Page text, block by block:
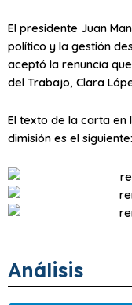
El presidente Juan
político y la gestión
aceptó la renuncia
del Trabajo, Clara
El texto de la carta en
dimisión es el siguiente:
Análisis